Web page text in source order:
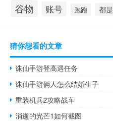
谷物 账号 跑跑 都是
猜你想看的文章
诛仙手游登高遇任务
诛仙手游俩人怎么结婚生子
重装机兵2攻略战车
消逝的光芒1如何截图